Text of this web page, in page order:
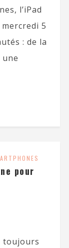
l’iPad
5
: de la
pour
toujours